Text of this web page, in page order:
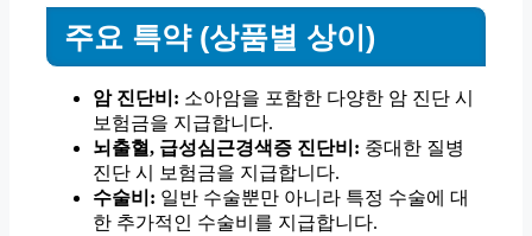
주요 특약 (상품별 상이)
암 진단비: 소아암을 포함한 다양한 암 진단 시
보험금을 지급합니다.
뇌출혈, 급성심근경색증 진단비: 중대한 질병
진단 시 보험금을 지급합니다.
수술비: 일반 수술뿐만 아니라 특정 수술에 대
한 추가적인 수술비를 지급합니다.